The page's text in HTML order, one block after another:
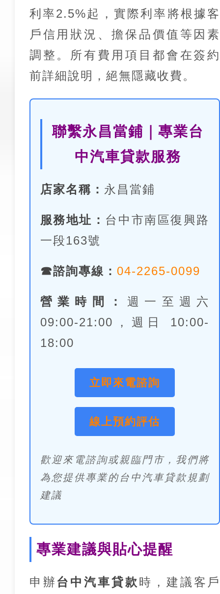
利率2.5%起，實際利率將根據客
戶信用狀況、擔保品價值等因素
調整。所有費用項目都會在簽約
前詳細說明，絕無隱藏收費。
聯繫永昌當鋪｜專業台
中汽車貸款服務
店家名稱： 永昌當鋪
服務地址： 台中市南區復興路
一段163號
☎諮詢專線： 04-2265-0099
營業時間： 週一至週六
09:00-21:00，週日 10:00-
18:00
立即來電諮詢
線上預約評估
歡迎來電諮詢或親臨門市，我們將
為您提供專業的台中汽車貸款規劃
建議
專業建議與貼心提醒
申辦 台中汽車貸款 時，建議客戶